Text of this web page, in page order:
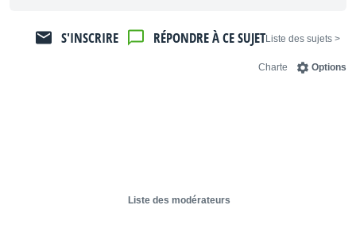
< Liste des sujets
RÉPONDRE À CE SUJET
S'INSCRIRE
Options
Charte
Liste des modérateurs